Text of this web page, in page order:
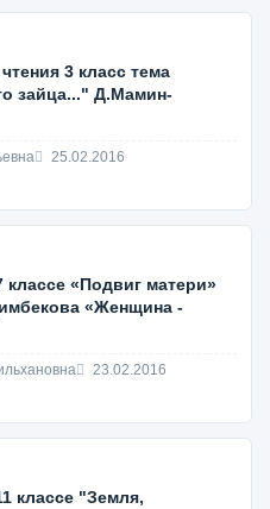
3 класс тема
зайца..." Д.Мамин-
25.02.2016
«Подвиг матери»
«Женщина -
23.02.2016
классе "Земля,